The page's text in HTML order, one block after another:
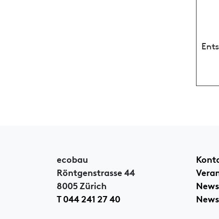
ecobau
Röntgenstrasse 44
8005 Zürich
T 044 241 27 40
News